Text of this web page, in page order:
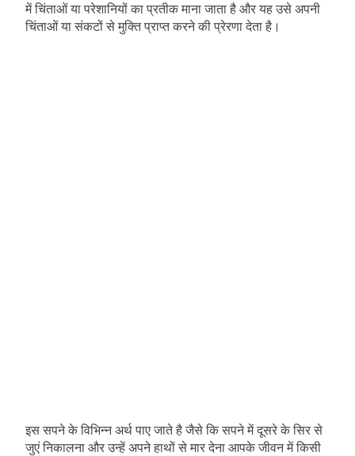
में चिंताओं या परेशानियों का प्रतीक माना जाता है और यह उसे अपनी
चिंताओं या संकटों से मुक्ति प्राप्त करने की प्रेरणा देता है।
इस सपने के विभिन्न अर्थ पाए जाते है जैसे कि सपने में दूसरे के सिर से
जुएं निकालना और उन्हें अपने हाथों से मार देना आपके जीवन में किसी